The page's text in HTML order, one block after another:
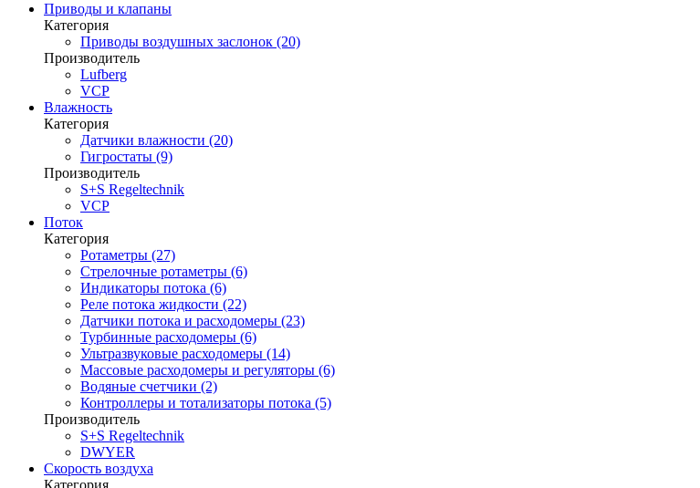
Приводы и клапаны
Категория
Приводы воздушных заслонок (20)
Производитель
Lufberg
VCP
Влажность
Категория
Датчики влажности (20)
Гигростаты (9)
Производитель
S+S Regeltechnik
VCP
Поток
Категория
Ротаметры (27)
Стрелочные ротаметры (6)
Индикаторы потока (6)
Реле потока жидкости (22)
Датчики потока и расходомеры (23)
Турбинные расходомеры (6)
Ультразвуковые расходомеры (14)
Массовые расходомеры и регуляторы (6)
Водяные счетчики (2)
Контроллеры и тотализаторы потока (5)
Производитель
S+S Regeltechnik
DWYER
Скорость воздуха
Категория